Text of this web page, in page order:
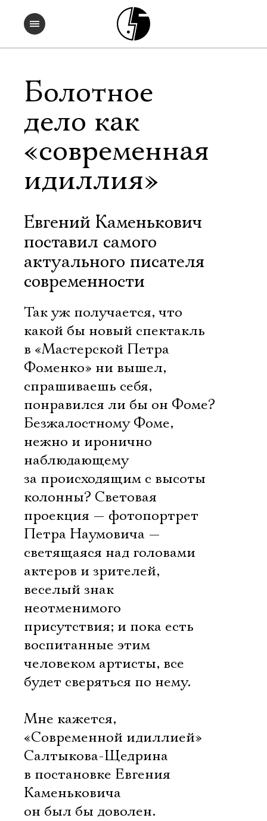
Болотное
дело как
«современная
идиллия»
Евгений Каменькович
поставил самого
актуального писателя
современности
Так уж получается, что
какой бы новый спектакль
в «Мастерской Петра
Фоменко» ни вышел,
спрашиваешь себя,
понравился ли бы он Фоме?
Безжалостному Фоме,
нежно и иронично
наблюдающему
за происходящим с высоты
колонны? Световая
проекция — фотопортрет
Петра Наумовича —
светящаяся над головами
актеров и зрителей,
веселый знак
неотменимого
присутствия; и пока есть
воспитанные этим
человеком артисты, все
будет сверяться по нему.
Мне кажется,
«Современной идиллией»
Салтыкова-Щедрина
в постановке Евгения
Каменьковича
он был бы доволен.